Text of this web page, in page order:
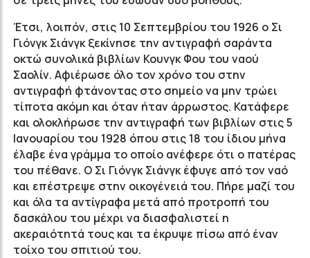
Έτσι, λοιπόν, στις 10 Σεπτεμβρίου του 1926 ο Σι
Γιόνγκ Σιάνγκ ξεκίνησε την αντιγραφή σαράντα
οκτώ συνολικά βιβλίων Κουνγκ Φου του ναού
Σαολίν. Αφιέρωσε όλο τον χρόνο του στην
αντιγραφή φτάνοντας στο σημείο να μην τρώει
τίποτα ακόμη και όταν ήταν άρρωστος. Κατάφερε
και ολοκλήρωσε την αντιγραφή των βιβλίων στις 5
Ιανουαρίου του 1928 όπου στις 18 του ίδιου μήνα
έλαβε ένα γράμμα το οποίο ανέφερε ότι ο πατέρας
του πέθανε. Ο Σι Γιόνγκ Σιάνγκ έφυγε από τον ναό
και επέστρεψε στην οικογένειά του. Πήρε μαζί του
και όλα τα αντίγραφα μετά από προτροπή του
δασκάλου του μέχρι να διασφαλιστεί η
ακεραιότητά τους και τα έκρυψε πίσω από έναν
τοίχο του σπιτιού του.